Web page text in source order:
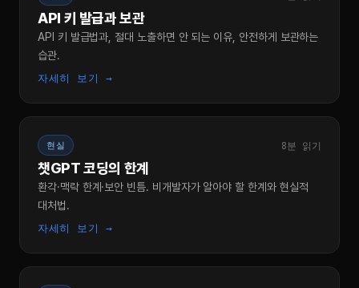
API 키 발급과 보관
API 키 발급법과, 절대 노출하면 안 되는 이유, 안전하게 보관하는
습관.
자세히 보기 →
현실 8분 읽기
챗GPT 코딩의 한계
환각·맥락 한계·보안 빈틈. 비개발자가 알아야 할 한계와 현실적
대처법.
자세히 보기 →